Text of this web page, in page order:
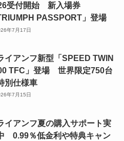
受付開始 新入場券
PASSPORT」登場
年7月17日
イアンフ新型「SPEED TWIN
TFC」登場 世界限定750台
別仕様車
年7月15日
イアンフ夏の購入サポート実
0.99％低金利や特典キャン